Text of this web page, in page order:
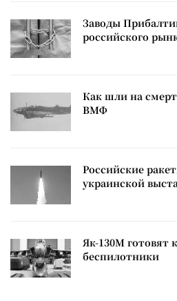
Заводы
российского
Как шли на
ВМФ
Российские
украинской
Як-130М готовят
беспилотники